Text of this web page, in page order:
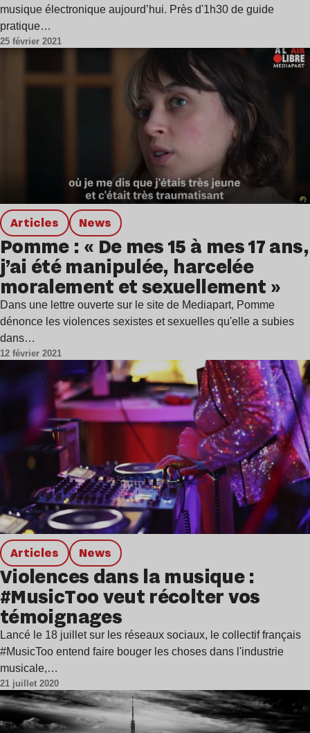
musique électronique aujourd’hui. Près d'1h30 de guide
pratique…
25 février 2021
Articles news
Pomme : « De mes 15 à mes 17 ans,
j’ai été manipulée, harcelée
moralement et sexuellement »
Dans une lettre ouverte sur le site de Mediapart, Pomme
dénonce les violences sexistes et sexuelles qu'elle a subies
dans…
12 février 2021
Articles news
Violences dans la musique :
#MusicToo veut récolter vos
témoignages
Lancé le 18 juillet sur les réseaux sociaux, le collectif français
#MusicToo entend faire bouger les choses dans l'industrie
musicale,…
21 juillet 2020